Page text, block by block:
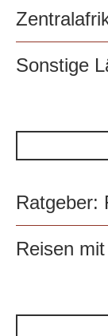
Sonstige
Ratgeber:
Reisen